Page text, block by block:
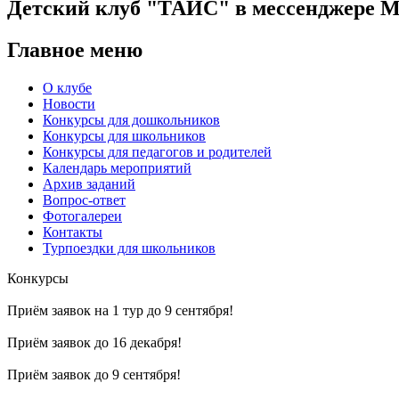
Детский клуб "ТАИС" в мессенджере
Главное меню
О клубе
Новости
Конкурсы для дошкольников
Конкурсы для школьников
Конкурсы для педагогов и родителей
Календарь мероприятий
Архив заданий
Вопрос-ответ
Фотогалереи
Контакты
Турпоездки для школьников
Конкурсы
Приём заявок на 1 тур до 9 сентября!
Приём заявок до 16 декабря!
Приём заявок до 9 сентября!